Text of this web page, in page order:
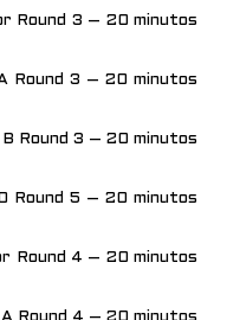
Round 3 – 20 minutos
Round 3 – 20 minutos
Round 3 – 20 minutos
Round 5 – 20 minutos
Round 4 – 20 minutos